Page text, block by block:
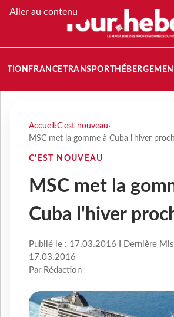
Aller au contenu
FRANCETRANSPORT
Accueil ›C'est nouveau›
MSC met la gomme à Cuba l'hiver
C'EST NOUVEAU
MSC met la
Cuba l'hiver
Publié le : 17.03.2016 I Dernière
17.03.2016
Par Rédaction